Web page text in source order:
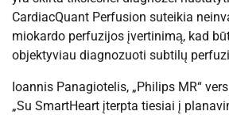
CardiacQuant Perfusion suteikia
miokardo perfuzijos įvertinimą, kad
objektyviau diagnozuoti subtilų
Ioannis Panagiotelis, „Philips MR“
„Su SmartHeart įterpta tiesiai į